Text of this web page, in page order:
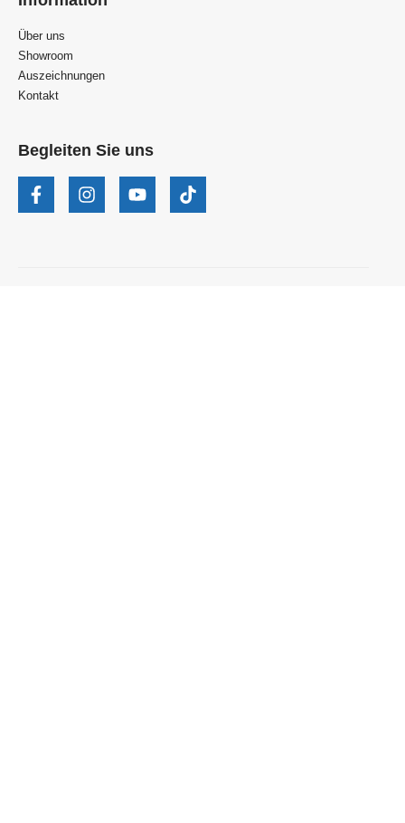
Über uns
Showroom
Auszeichnungen
Kontakt
Begleiten Sie uns